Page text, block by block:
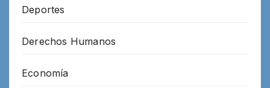
Deportes
Derechos Humanos
Economía